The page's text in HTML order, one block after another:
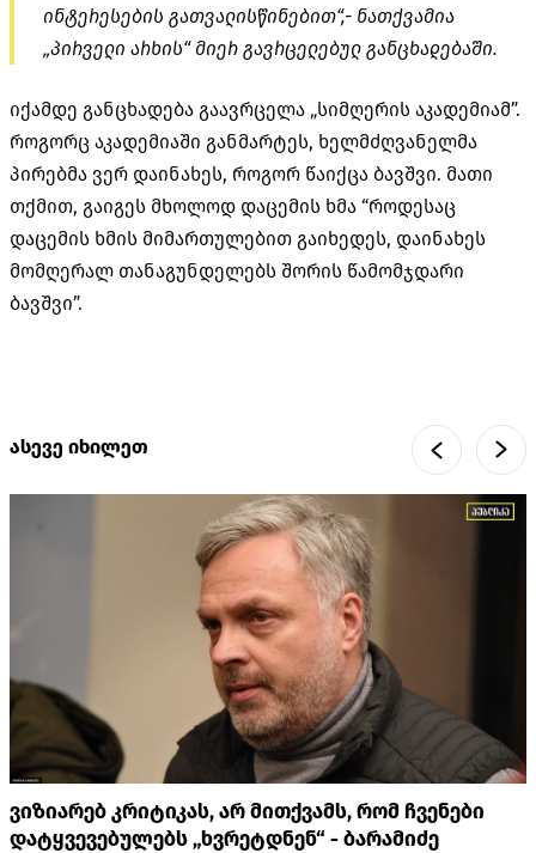
ინტერესების გათვალისწინებით“,- ნათქვამია
„პირველი არხის“ მიერ გავრცელებულ განცხადებაში.
იქამდე განცხადება გაავრცელა „სიმღერის აკადემიამ”.
როგორც აკადემიაში განმარტეს, ხელმძღვანელმა
პირებმა ვერ დაინახეს, როგორ წაიქცა ბავშვი. მათი
თქმით, გაიგეს მხოლოდ დაცემის ხმა “როდესაც
დაცემის ხმის მიმართულებით გაიხედეს, დაინახეს
მომღერალ თანაგუნდელებს შორის წამომჯდარი
ბავშვი”.
ასევე იხილეთ
ვიზიარებ კრიტიკას, არ მითქვამს, რომ ჩვენები
დატყვევებულებს „ხვრეტდნენ“ - ბარამიძე